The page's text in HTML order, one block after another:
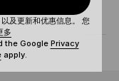
及更新和优惠信息。 您
多
the Google Privacy
apply.